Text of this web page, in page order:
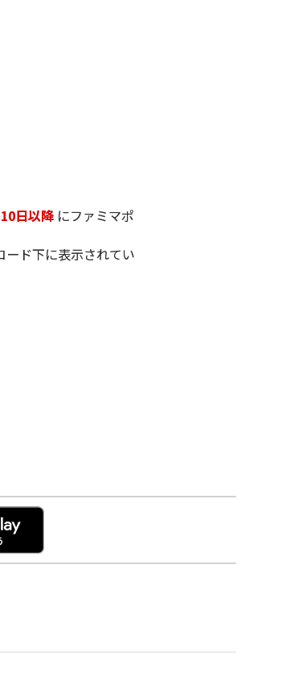
日以降 にファミマポ
ド下に表示されてい